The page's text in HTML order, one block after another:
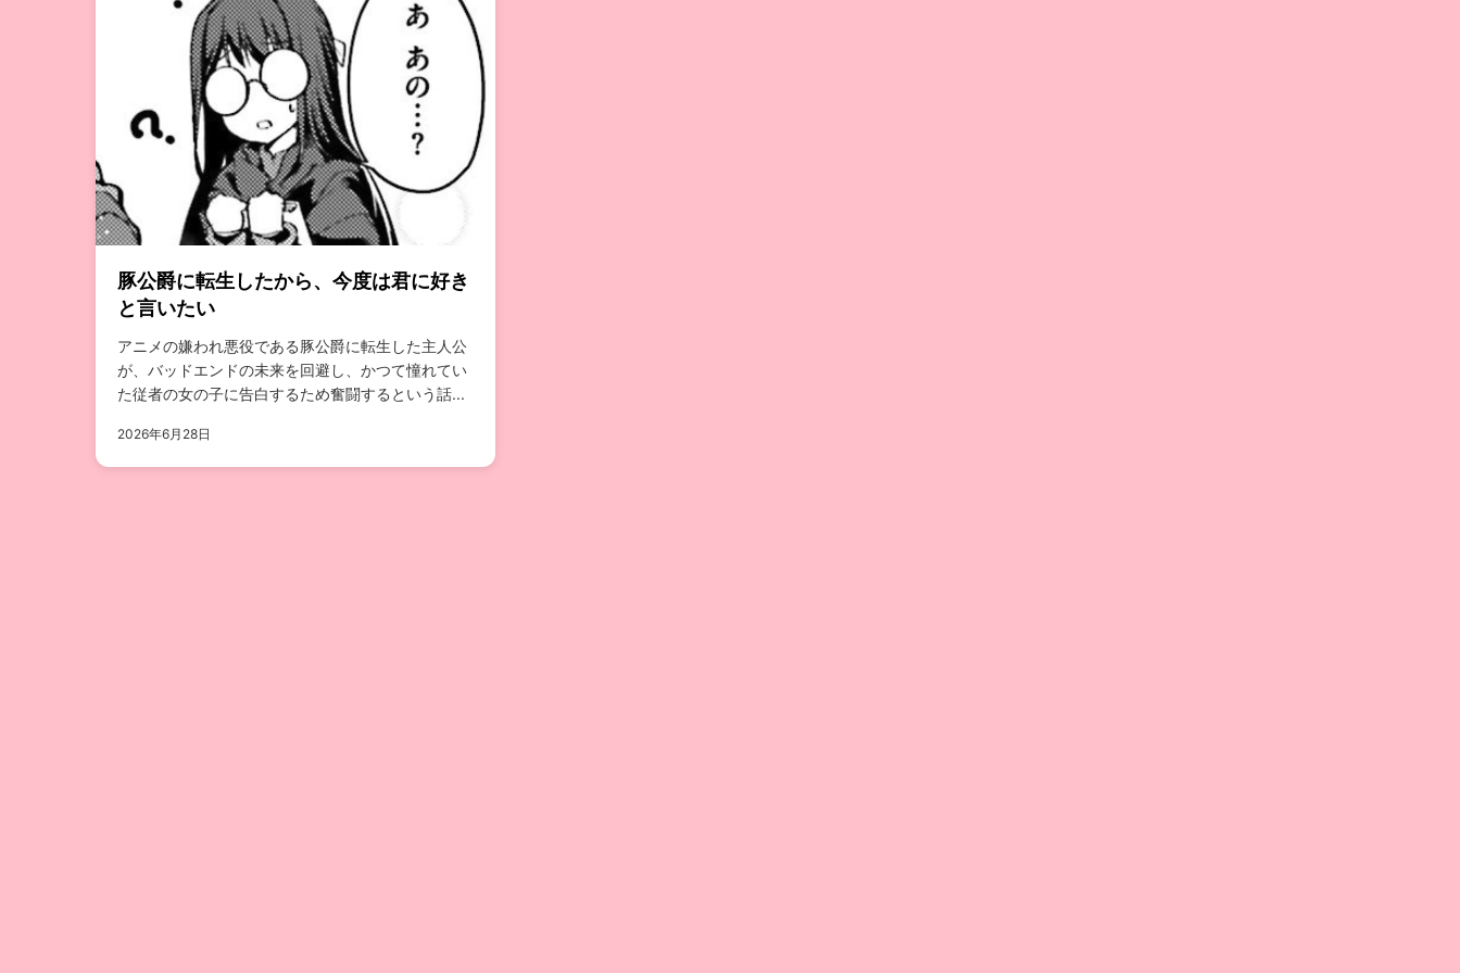
豚公爵に転生したから、今度は君に好き
と言いたい
アニメの嫌われ悪役である豚公爵に転生した主人公
が、バッドエンドの未来を回避し、かつて憧れてい
た従者の女の子に告白するため奮闘するという話...
2026年6月28日